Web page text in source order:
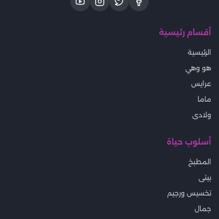
أقسام رئيسية
الرئيسية
هو وهي
عرايس
ماما
ولادى
أسلوب حياة
المطبخ
بيتى
تخسيس ورجيم
جمال